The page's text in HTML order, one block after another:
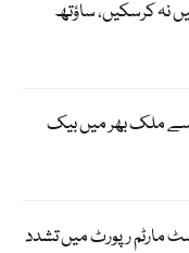
نہ کرسکیں، ساؤتھ
کا 16 اگست سے ملک بھر میں بیک
مارٹم رپورٹ میں تشدد